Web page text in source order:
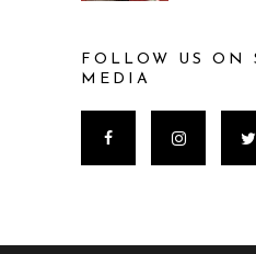
FOLLOW US ON
MEDIA